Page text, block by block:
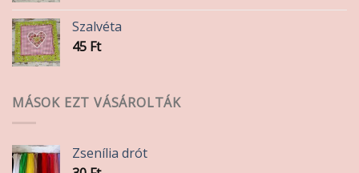
Szalvéta
45 Ft
MÁSOK EZT VÁSÁROLTÁK
Zsenília drót